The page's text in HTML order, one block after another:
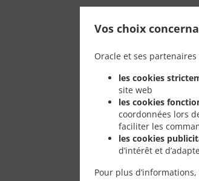
Vos choix
Oracle et ses
les cookies
site web
les cookies
coordonnées lors
faciliter les
les cookies
d’intérêt et
Pour plus